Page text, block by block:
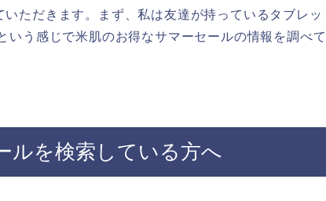
ただきます。まず、私は友達が持っているタブレッ
いう感じで米肌のお得なサマーセールの情報を調べ
ルを検索している方へ